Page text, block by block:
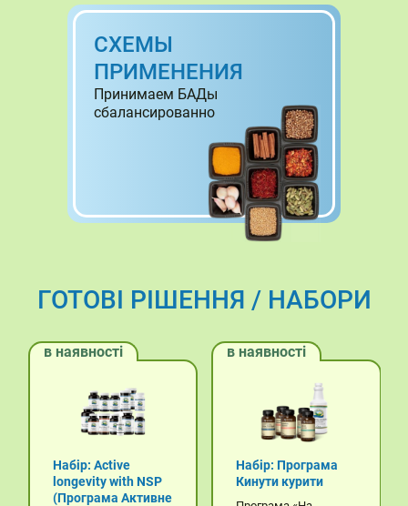
СХЕМЫ
ПРИМЕНЕНИЯ
Принимаем БАДы
сбалансированно
ГОТОВІ РІШЕННЯ / НАБОРИ
в наявності
Набір: Active
longevity with NSP
(Програма Активне
в наявності
Набір: Програма
Кинути курити